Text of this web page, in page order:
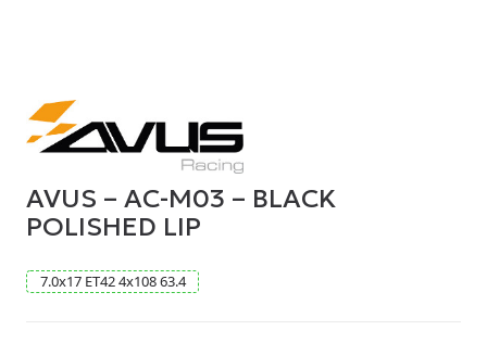
AVUS – AC-M03 – BLACK
POLISHED LIP
7.0x17 ET424x10863.4